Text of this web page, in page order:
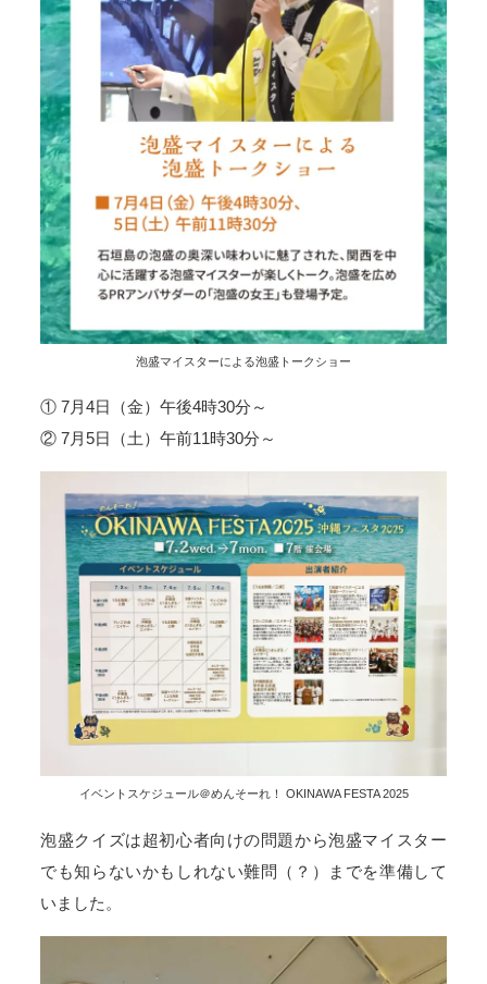
泡盛マイスターによる泡盛トークショー
① 7月4日（金）午後4時30分～
② 7月5日（土）午前11時30分～
イベントスケジュール＠めんそーれ！ OKINAWA FESTA 2025
泡盛クイズは超初心者向けの問題から泡盛マイスター
でも知らないかもしれない難問（？）までを準備して
いました。